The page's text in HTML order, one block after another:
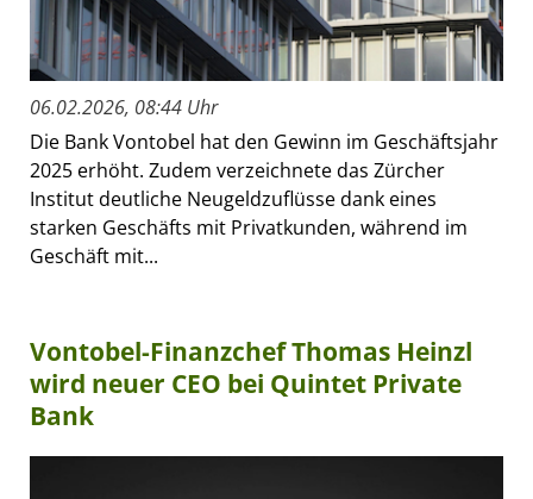
06.02.2026, 08:44 Uhr
Die Bank Vontobel hat den Gewinn im Geschäftsjahr
2025 erhöht. Zudem verzeichnete das Zürcher
Institut deutliche Neugeldzuflüsse dank eines
starken Geschäfts mit Privatkunden, während im
Geschäft mit...
Vontobel-Finanzchef Thomas Heinzl
wird neuer CEO bei Quintet Private
Bank